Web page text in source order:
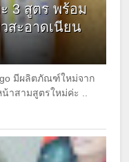
3 สูตร พร้อม
สะอาดเนียน
มีผลิตภัณฑ์ใหม่จาก
าสามสูตรใหม่ค่ะ ..